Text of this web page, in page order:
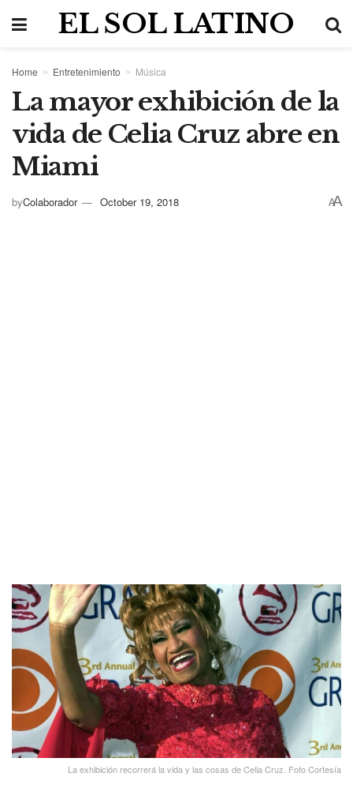
EL SOL LATINO
Home Entretenimiento Música
La mayor exhibición de la
vida de Celia Cruz abre en
Miami
byColaborador October 19, 2018 AA
La exhibición recorrerá la vida y las cosas de Celia Cruz. Foto Cortesía